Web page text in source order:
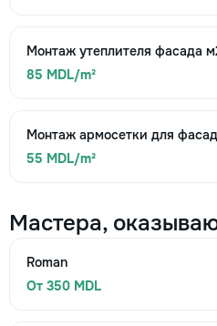
Монтаж утеплителя фасада
85 MDL/m²
Монтаж армосетки для
55 MDL/m²
Мастера,
Roman
От 350 MDL